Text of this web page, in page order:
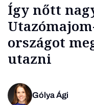
Így nőtt
országot
utazni
Gólya Ági